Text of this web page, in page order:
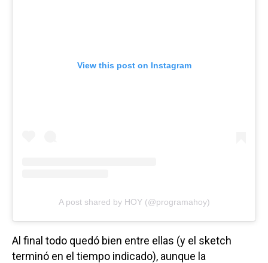
View this post on Instagram
A post shared by HOY (@programahoy)
Al final todo quedó bien entre ellas (y el sketch
terminó en el tiempo indicado), aunque la